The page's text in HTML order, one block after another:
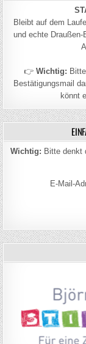
Bleibt auf dem
und echte
👉 Wichtig:
Bestätigungsmail
könnt
Wichtig: Bitte denkt
E-Mail-